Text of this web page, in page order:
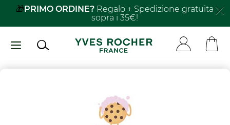
Salta
principale
🎁PRIMO ORDINE? Regalo + Spedizione gratuita
sopra i 35€!